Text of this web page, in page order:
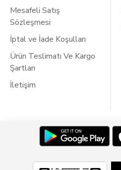
Mesafeli Satış
Sözleşmesi
İptal ve İade Koşulları
Ürün Teslimatı Ve Kargo
Şartları
İletişim